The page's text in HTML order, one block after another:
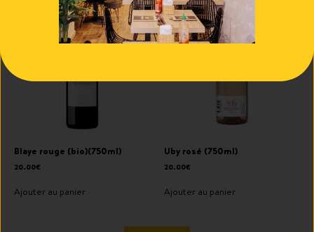
Blaye rouge (bio)(750ml)
20.00€
Ajouter au panier
Uby rosé (750ml)
20.00€
Ajouter au panier